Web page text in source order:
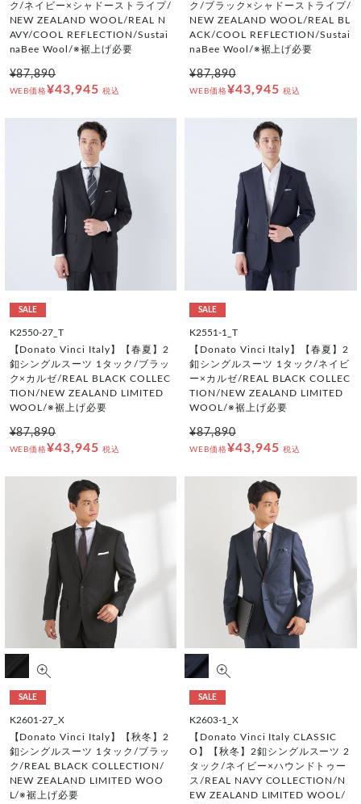
ク/ネイビー×シャドーストライプ/
NEW ZEALAND WOOL/REAL N
AVY/COOL REFLECTION/Sustai
naBee Wool/※裾上げ必要
¥87,890
WEB価格¥43,945 税込
ク/ブラック×シャドーストライプ/
NEW ZEALAND WOOL/REAL BL
ACK/COOL REFLECTION/Sustai
naBee Wool/※裾上げ必要
¥87,890
WEB価格¥43,945 税込
SALE
K2550-27_T
【Donato Vinci Italy】【春夏】2
釦シングルスーツ 1タック/ブラッ
ク×カルゼ/REAL BLACK COLLEC
TION/NEW ZEALAND LIMITED
WOOL/※裾上げ必要
¥87,890
WEB価格¥43,945 税込
SALE
K2551-1_T
【Donato Vinci Italy】【春夏】2
釦シングルスーツ 1タック/ネイビ
ー×カルゼ/REAL BLACK COLLEC
TION/NEW ZEALAND LIMITED
WOOL/※裾上げ必要
¥87,890
WEB価格¥43,945 税込
SALE
K2601-27_X
【Donato Vinci Italy】【秋冬】2
釦シングルスーツ 1タック/ブラッ
ク/REAL BLACK COLLECTION/
NEW ZEALAND LIMITED WOO
L/※裾上げ必要
SALE
K2603-1_X
【Donato Vinci Italy CLASSIC
O】【秋冬】2釦シングルスーツ 2
タック/ネイビー×ハウンドトゥー
ス/REAL NAVY COLLECTION/N
EW ZEALAND LIMITED WOOL/